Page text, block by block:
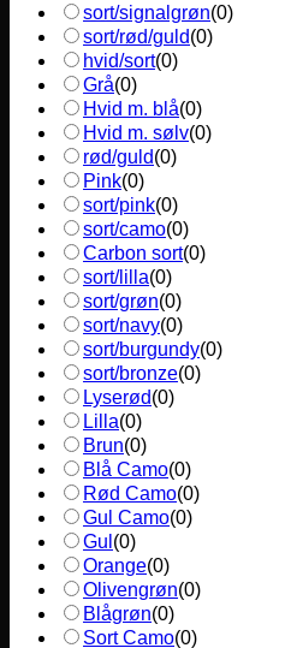
sort/signalgrøn(0)
sort/rød/guld(0)
hvid/sort(0)
Grå(0)
Hvid m. blå(0)
Hvid m. sølv(0)
rød/guld(0)
Pink(0)
sort/pink(0)
sort/camo(0)
Carbon sort(0)
sort/lilla(0)
sort/grøn(0)
sort/navy(0)
sort/burgundy(0)
sort/bronze(0)
Lyserød(0)
Lilla(0)
Brun(0)
Blå Camo(0)
Rød Camo(0)
Gul Camo(0)
Gul (0)
Orange(0)
Olivengrøn(0)
Blågrøn(0)
Sort Camo(0)